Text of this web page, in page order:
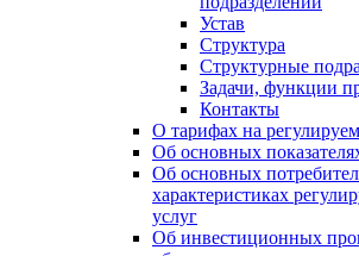
Устав
Структура
Структурные
Задачи, функции
Контакты
О тарифах на
Об основных
Об основных
характеристиках
услуг
Об инвестиционных